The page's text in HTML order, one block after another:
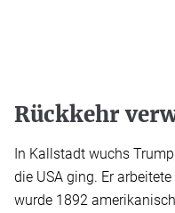
Rückkehr
In Kallstadt wuchs
die USA ging. Er
wurde 1892